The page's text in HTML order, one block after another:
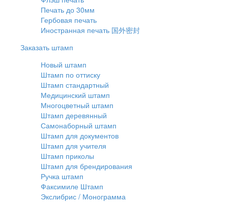
Печать до 30мм
Гербовая печать
Иностранная печать 国外密封
Заказать штамп
Новый штамп
Штамп по оттиску
Штамп стандартный
Медицинский штамп
Многоцветный штамп
Штамп деревянный
Самонаборный штамп
Штамп для документов
Штамп для учителя
Штамп приколы
Штамп для брендирования
Ручка штамп
Факсимиле Штамп
Экслибрис / Монограмма